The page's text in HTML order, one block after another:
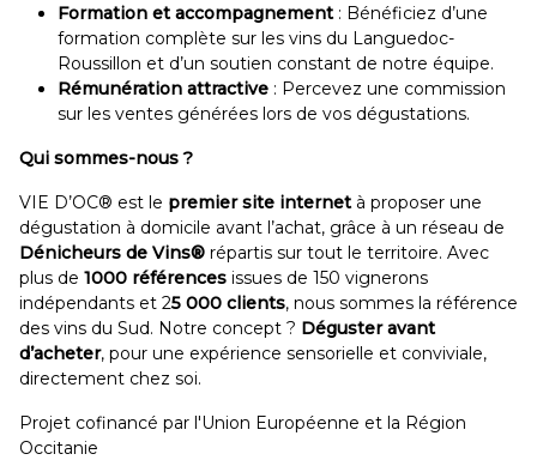
Formation et accompagnement: Bénéficiez d’une
formation complète sur les vins du Languedoc-
Roussillon et d’un soutien constant de notre équipe.
Rémunération attractive : Percevez une commission
sur les ventes générées lors de vos dégustations.
Qui sommes-nous ?
VIE D’OC® est le premier site internetà proposer une
dégustation à domicile avant l’achat, grâce à un réseau de
Dénicheurs de Vins® répartis sur tout le territoire. Avec
plus de 1000 références issues de 150 vignerons
indépendants et 25 000 clients, nous sommes la référence
des vins du Sud. Notre concept ? Déguster avant
d’acheter, pour une expérience sensorielle et conviviale,
directement chez soi.
Projet cofinancé par l'Union Européenne et la Région
Occitanie